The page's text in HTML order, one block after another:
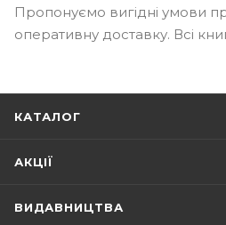
Пропонуємо вигідні умови
оперативну доставку. Всі
КАТАЛОГ
АКЦІЇ
ВИДАВНИЦТВА